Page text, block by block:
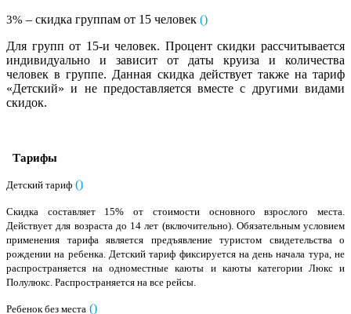
3% – скидка группам от 15 человек ()
Для групп от 15-и человек. Процент скидки рассчитывается
индивидуально и зависит от даты круиза и количества
человек в группе. Данная скидка действует также на тариф
«Детский» и не предоставляется вместе с другими видами
скидок.
Тарифы
Детский тариф ()
Скидка составляет 15% от стоимости основного взрослого места.
Действует для возраста до 14 лет (включительно). Обязательным условием
применения тарифа является предъявление туристом свидетельства о
рождении на ребенка. Детский тариф фиксируется на день начала тура, не
распространяется на одноместные каюты и каюты категории Люкс и
Полулюкс. Распространяется на все рейсы.
Ребенок без места ()